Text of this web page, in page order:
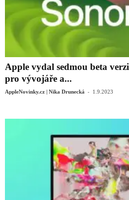
Apple vydal sedmou beta
pro vývojáře a...
AppleNovinky.cz | Nika Drunecká - 1.9.2023